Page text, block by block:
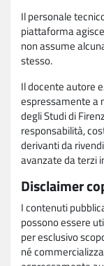
Il personale
piattaforma
non assume
stesso.
Il docente autore
espressamente a
degli Studi di
responsabilità,
derivanti da
avanzate da terzi
Disclaimer
I contenuti
possono essere
per esclusivo
né